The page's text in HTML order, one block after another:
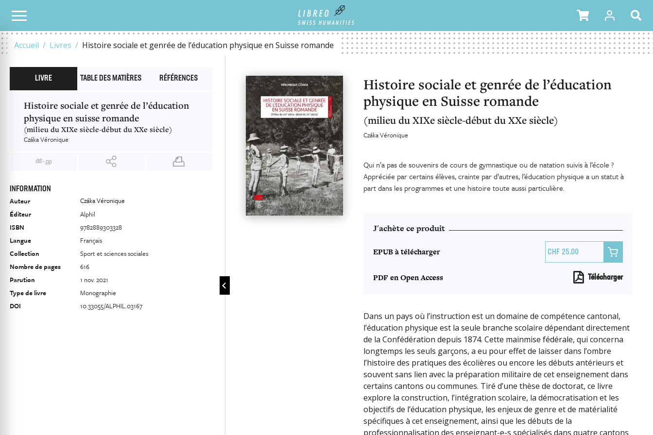
Accueil Livres Histoire sociale et genrée de l’éducation physique en Suisse romande
NOTRE CATALOGUE
Histoire sociale et genrée de l’éducation
physique en Suisse romande
(milieu du XIXe siècle-début du XXe siècle)
Czáka Véronique
Qui n’a pas de souvenirs de cours de gymnastique ou de natation suivis à l’école ?
Appréciée par certains élèves, crainte par d’autres, l’éducation physique a un statut à
part dans les programmes et une histoire toute aussi particulière.
J'achète ce produit
EPUB à télécharger 25.00 
PDF en Open Access Télécharger
Dans un pays où l’instruction est un domaine de compétence cantonal,
l’éducation physique est la seule branche scolaire dépendant directement
de la Confédération depuis 1874. Cette mainmise fédérale, qui concerna
longtemps les seuls garçons, a eu pour effet de laisser dans l’ombre
l’histoire des pratiques des écolières ou encore les débuts antérieurs et
souvent sans lien avec la préparation militaire de cet enseignement dans
certains cantons ou communes. Tiré d’une thèse de doctorat, ce livre
explore la construction, l’intégration scolaire, la démocratisation et les
objectifs de l’éducation physique, les enjeux de genre et de matérialité
spécifiques à cet enseignement, ainsi que les débuts de la
professionnalisation des enseignant-e-s spécialisés dans quatre cantons
LIVRE TABLE DES MATIÈRES RÉFÉRENCES
Histoire sociale et genrée de l’éducation
physique en suisse romande
(milieu du XIXe siècle-début du XXe siècle)
Czáka Véronique
INFORMATION
Auteur
Czáka Véronique
Éditeur
Alphil
ISBN
9782889303328
Langue
Français
Collection
Sport et sciences sociales
Nombre de pages
616
Parution
1 nov. 2021
Type de livre
Monographie
DOI
10.33055/ALPHIL.03167